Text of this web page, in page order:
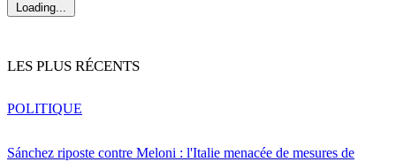
Loading...
LES PLUS RÉCENTS
Sánchez riposte contre Meloni : l'Italie menacée de mesures de
POLITIQUE